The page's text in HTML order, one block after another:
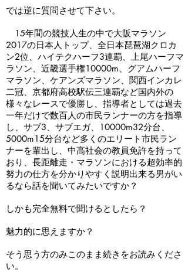
では逆に質問させて下さい。
15年間の競技人生の中で大阪マラソン
2017の日本人トップ、全日本琵琶湖クロカ
ン2位、ハイテクハーフ3連覇、上尾ハーフマ
ラソン、近畿選手権10000m、グアムハーフ
マラソン、ケアンズマラソン、関西インカレ
二冠、京都府高校駅伝三連覇など国内外の
様々なレースで優勝し、指導者としては過去
一年だけで数百人の市民ランナーの方を指導
し、サブ3、サブエガ、10000m32分台、
5000m15分台など多くのエリート市民ラン
ナーを輩出し、中高社会の教員免許を持って
おり、長距離走・マラソンにおける超効率的
努力の仕方を分かりやすく説明出来る男がい
るなら話を聞いてみたいですか？
しかも完全無料で聞けるとしたら？
魅力的に思えますか？
そう思う方のみこのまま続きをお読みくださ
い。